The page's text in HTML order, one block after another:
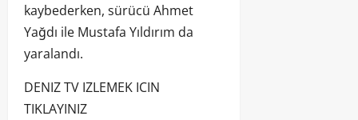
kaybederken, sürücü Ahmet
Yağdı ile Mustafa Yıldırım da
yaralandı.
DENIZ TV IZLEMEK ICIN
TIKLAYINIZ